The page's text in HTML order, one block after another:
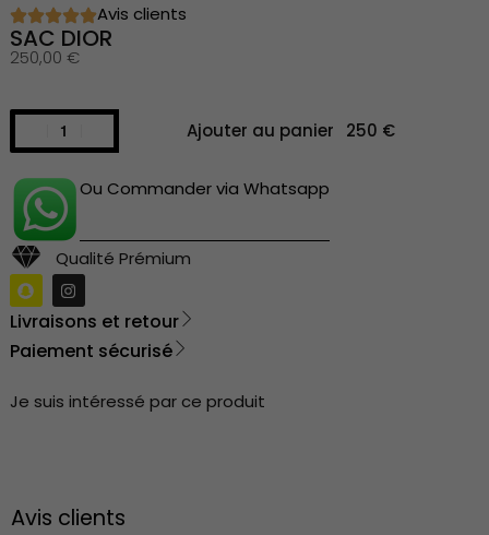
Avis clients
SAC DIOR
250,00 €
Ajouter au panier
Ou Commander via Whatsapp
Qualité Prémium
Livraisons et retour
Paiement sécurisé
Je suis intéressé par ce produit
Avis clients